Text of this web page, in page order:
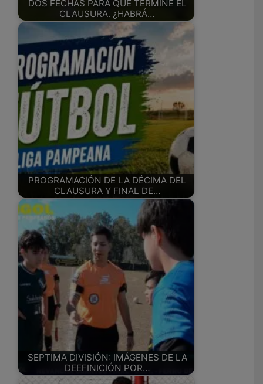
DOS FECHAS PARA QUE TERMINE EL
CLAUSURA. ¿HABRÁ…
PROGRAMACIÓN DE LA DÉCIMA DEL
CLAUSURA Y FINAL DE…
SEPTIMA DIVISIÓN: IMÁGENES DE LA
DEEFINICIÓN POR…